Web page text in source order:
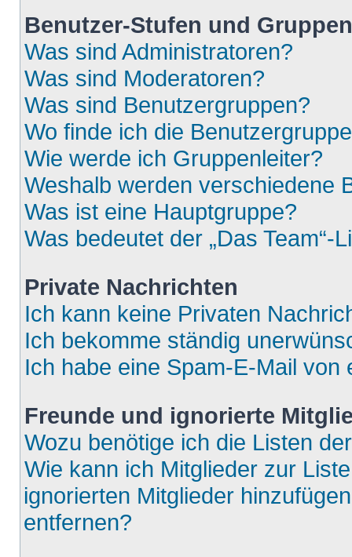
Benutzer-Stufen und Gruppen
Was sind Administratoren?
Was sind Moderatoren?
Was sind Benutzergruppen?
Wo finde ich die
Wie werde ich Gruppenleiter?
Weshalb werden verschiedene
Was ist eine Hauptgruppe?
Was bedeutet der „Das Team“-
Private Nachrichten
Ich kann keine Privaten
Ich bekomme ständig
Ich habe eine Spam-E-Mail
Freunde und ignorierte
Wozu benötige ich die Listen
Wie kann ich Mitglieder zur
ignorierten Mitglieder
entfernen?